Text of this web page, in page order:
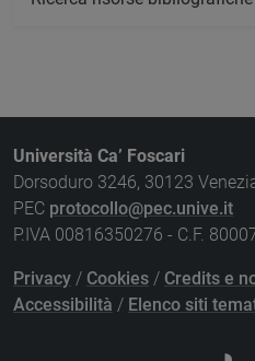
Università Ca’ Foscari
Dorsoduro 3246, 30123
PEC protocollo@pec.unive.it
P.IVA 00816350276 - C.F.
Privacy / Cookies / Credits e
Accessibilità / Elenco siti